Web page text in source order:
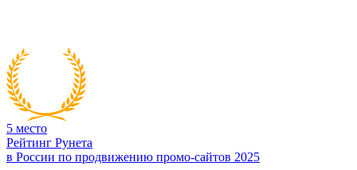
5 место
Рейтинг Рунета
в России по продвижению промо-сайтов 2025